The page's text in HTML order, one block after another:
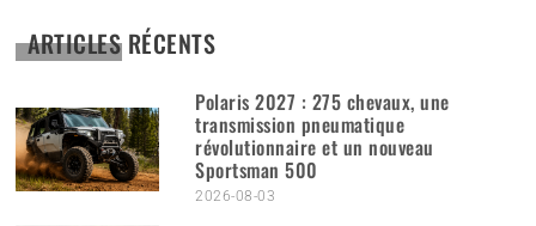
ARTICLES RÉCENTS
Polaris 2027 : 275 chevaux, une
transmission pneumatique
révolutionnaire et un nouveau
Sportsman 500
2026-08-03